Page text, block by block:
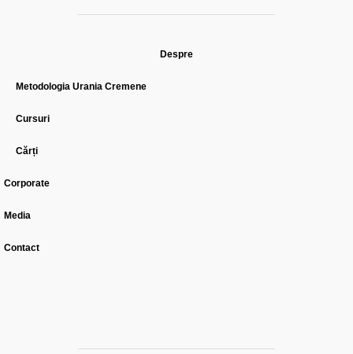
Despre
Metodologia Urania Cremene
Cursuri
Cărți
Corporate
Media
Contact